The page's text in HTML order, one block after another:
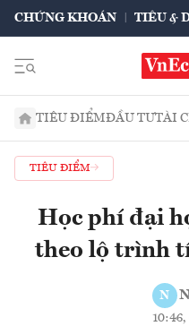
CHỨNG KHOÁN TIÊU &
TIÊU ĐIỂMĐẦU TƯTÀI
TIÊU ĐIỂM
Học phí đại
theo lộ trình
N
10:46,